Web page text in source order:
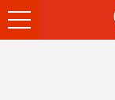
Ouvrir
le